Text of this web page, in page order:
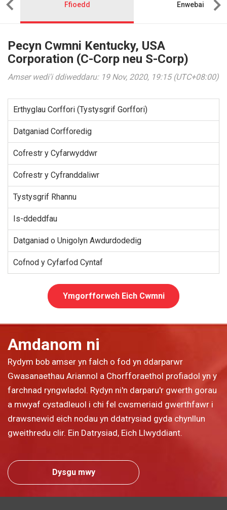
Ffioedd Enwebai
Pecyn Cwmni Kentucky, USA
Corporation (C-Corp neu S-Corp)
Amser wedi'i ddiweddaru: 19 Nov, 2020, 19:15 (UTC+08:00)
Erthyglau Corffori (Tystysgrif Gorffori)
Datganiad Corfforedig
Cofrestr y Cyfarwyddwr
Cofrestr y Cyfranddaliwr
Tystysgrif Rhannu
Is-ddeddfau
Datganiad o Unigolyn Awdurdodedig
Cofnod y Cyfarfod Cyntaf
Ymgorfforwch Eich Cwmni
Amdanom ni
Rydym bob amser yn falch o fod yn ddarparwr
Gwasanaethau Ariannol a Chorfforaethol profiadol yn y
farchnad ryngwladol. Rydyn ni'n darparu'r gwerth gorau
a mwyaf cystadleuol i chi fel cwsmeriaid gwerthfawr i
drawsnewid eich nodau yn ddatrysiad gyda chynllun
gweithredu clir. Ein Datrysiad, Eich Llwyddiant.
Dysgu mwy